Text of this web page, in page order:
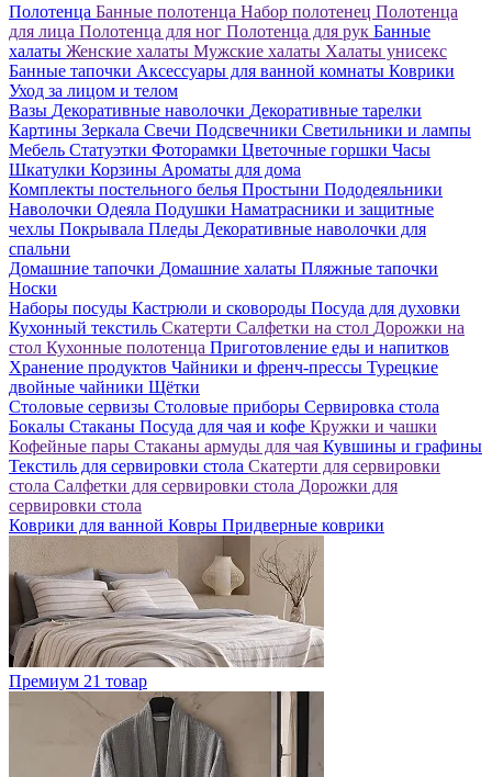
Полотенца Банные полотенца Набор полотенец Полотенца
для лица Полотенца для ног Полотенца для рук Банные
халаты Женские халаты Мужские халаты Халаты унисекс
Банные тапочки Аксессуары для ванной комнаты Коврики
Уход за лицом и телом
Вазы Декоративные наволочки Декоративные тарелки
Картины Зеркала Свечи Подсвечники Светильники и лампы
Мебель Статуэтки Фоторамки Цветочные горшки Часы
Шкатулки Корзины Ароматы для дома
Комплекты постельного белья Простыни Пододеяльники
Наволочки Одеяла Подушки Наматрасники и защитные
чехлы Покрывала Пледы Декоративные наволочки для
спальни
Домашние тапочки Домашние халаты Пляжные тапочки
Носки
Наборы посуды Кастрюли и сковороды Посуда для духовки
Кухонный текстиль Скатерти Салфетки на стол Дорожки на
стол Кухонные полотенца Приготовление еды и напитков
Хранение продуктов Чайники и френч-прессы Турецкие
двойные чайники Щётки
Столовые сервизы Столовые приборы Сервировка стола
Бокалы Стаканы Посуда для чая и кофе Кружки и чашки
Кофейные пары Стаканы армуды для чая Кувшины и графины
Текстиль для сервировки стола Скатерти для сервировки
стола Салфетки для сервировки стола Дорожки для
сервировки стола
Коврики для ванной Ковры Придверные коврики
Премиум 21 товар